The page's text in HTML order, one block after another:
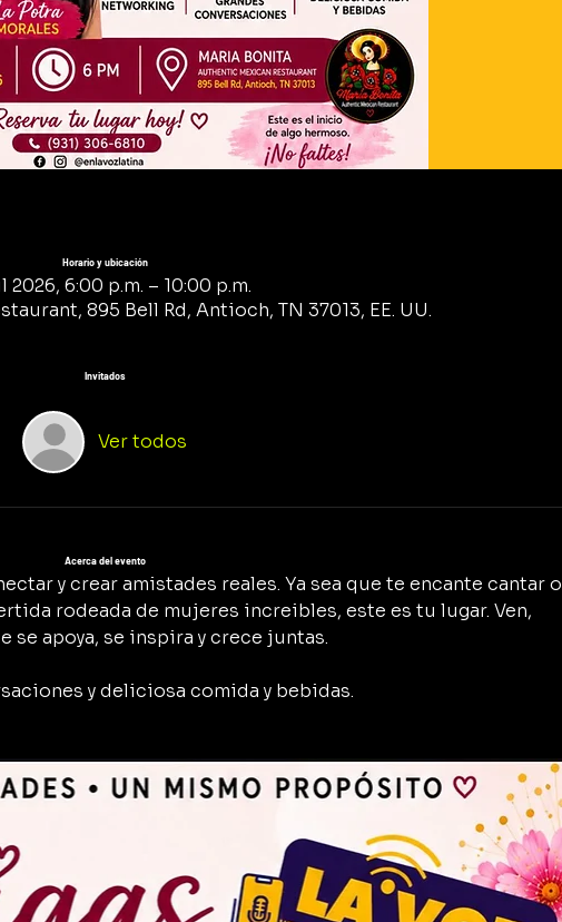
Horario y ubicación
2026, 6:00 p.m. – 10:00 p.m.
895 Bell Rd, Antioch, TN 37013, EE. UU.
Invitados
Ver todos
Acerca del evento
y crear amistades reales. Ya sea que te encante cantar o
rodeada de mujeres increibles, este es tu lugar. Ven,
se apoya, se inspira y crece juntas.
y deliciosa comida y bebidas.